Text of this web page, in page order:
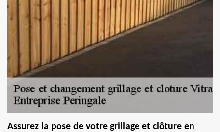
Assurez la pose de votre grillage et clôture en